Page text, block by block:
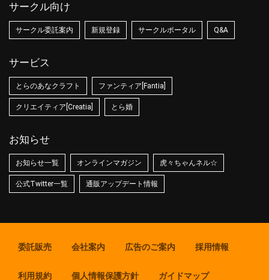
サークル向け
サークル委託案内 新規登録 サークルポータル Q&A
サービス
とらのあなクラフト ファンティア[Fantia]
クリエイティア[Creatia] とら婚
お知らせ
お知らせ一覧 オンラインマガジン 虎々ちゃんネル☆
公式Twitter一覧 通販アップデート情報
委託販売 会社案内 広告のご案内 採用情報
利用規約 個人情報保護方針 ガイドマップ